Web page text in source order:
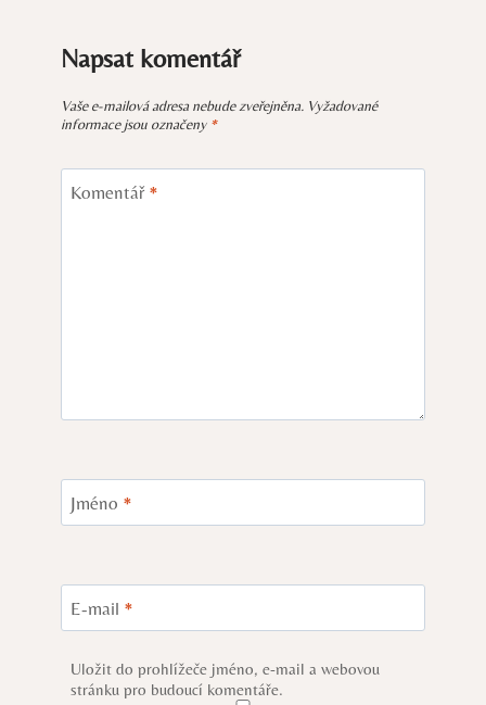
Napsat komentář
Vaše e-mailová adresa nebude zveřejněna. Vyžadované
informace jsou označeny *
Komentář *
Jméno *
E-mail *
Uložit do prohlížeče jméno, e-mail a webovou
stránku pro budoucí komentáře.